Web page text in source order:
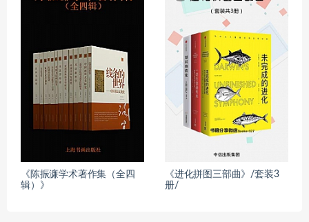
《陈振濂学术著作集（全四
辑）》
《进化拼图三部曲》/套装3
册/